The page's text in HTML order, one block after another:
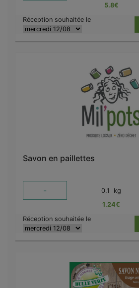
5.8€
Réception souhaitée le
Savon en paillettes
- 0.1 kg
1.24€
Réception souhaitée le